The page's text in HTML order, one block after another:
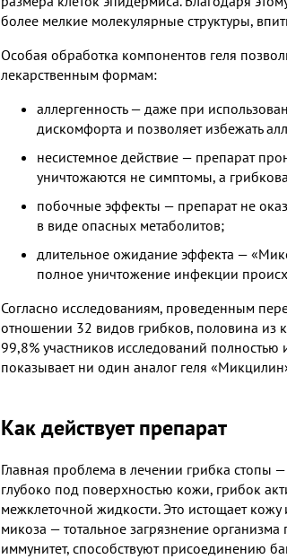
более мелкие молекулярные структуры,
Особая обработка компонентов геля
лекарственным формам:
аллергенность — даже при
дискомфорта и позволяет избежать
несистемное действие — препарат
уничтожаются не симптомы, а
побочные эффекты — препарат не
в виде опасных метаболитов;
длительное ожидание эффекта —
полное уничтожение инфекции
Согласно исследованиям, проведенным
отношении 32 видов грибков, половина из
99,8% участников исследований полностью
показывает ни один аналог геля
Как действует препарат
Главная проблема в лечении грибка
глубоко под поверхностью кожи, грибок
межклеточной жидкости. Это истощает
микоза — тотальное загрязнение
иммунитет, способствуют присоединению